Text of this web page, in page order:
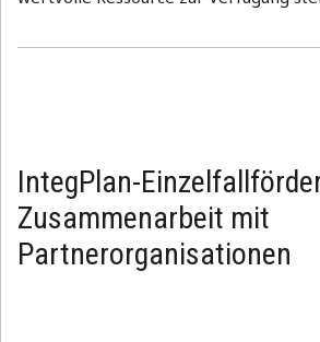
IntegPlan-
Zusammenarbeit mit
Partnerorganisationen